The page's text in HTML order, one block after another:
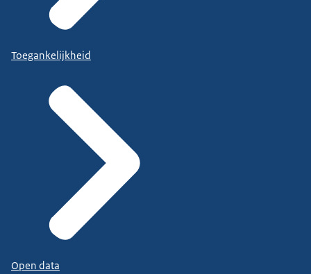
Toegankelijkheid
Open data